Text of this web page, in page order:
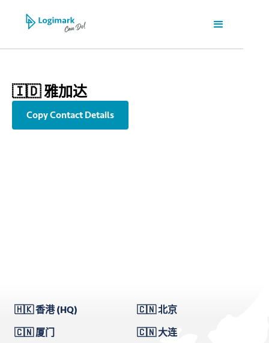
🇮🇩 雅加达
Copy Contact Details
🇭🇰 香港 (HQ)
🇨🇳 北京
🇨🇳 厦门
🇨🇳 大连